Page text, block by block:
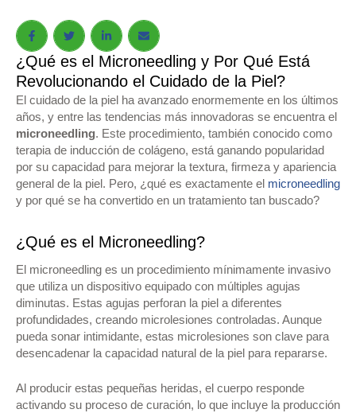
¿Qué es el Microneedling y Por Qué Está
Revolucionando el Cuidado de la Piel?
El cuidado de la piel ha avanzado enormemente en los últimos
años, y entre las tendencias más innovadoras se encuentra el
microneedling. Este procedimiento, también conocido como
terapia de inducción de colágeno, está ganando popularidad
por su capacidad para mejorar la textura, firmeza y apariencia
general de la piel. Pero, ¿qué es exactamente el microneedling
y por qué se ha convertido en un tratamiento tan buscado?
¿Qué es el Microneedling?
El microneedling es un procedimiento mínimamente invasivo
que utiliza un dispositivo equipado con múltiples agujas
diminutas. Estas agujas perforan la piel a diferentes
profundidades, creando microlesiones controladas. Aunque
pueda sonar intimidante, estas microlesiones son clave para
desencadenar la capacidad natural de la piel para repararse.
Al producir estas pequeñas heridas, el cuerpo responde
activando su proceso de curación, lo que incluye la producción